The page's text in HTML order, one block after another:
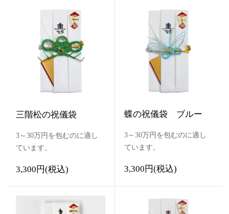
三階松の祝儀袋
3～30万円を包むのに適し
ています。
3,300円(税込)
蝶の祝儀袋 ブルー
3～30万円を包むのに適し
ています。
3,300円(税込)